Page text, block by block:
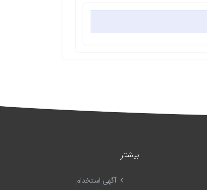
بیشتر
آگهی استخدام